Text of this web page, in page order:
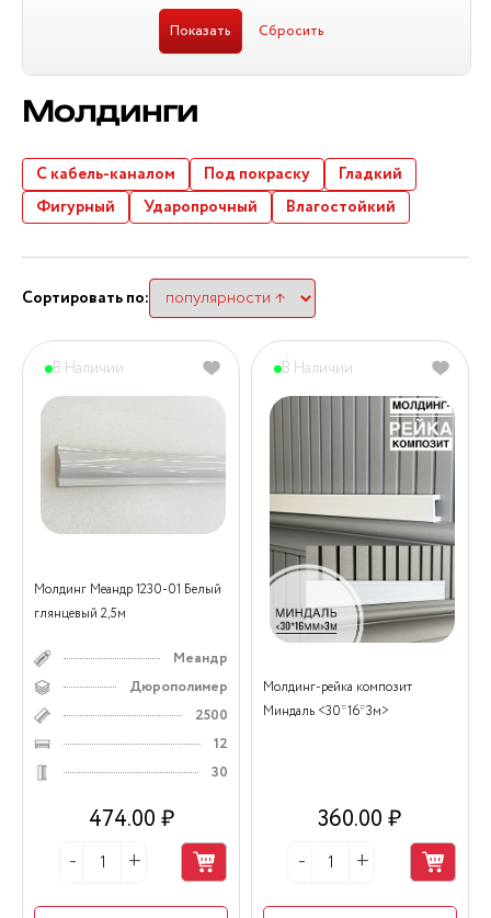
Молдинги
С кабель-каналом Под покраску
Гладкий
Фигурный
Ударопрочный Влагостойкий
Сортировать по:
Молдинг Меандр 1230-01 Белый
глянцевый 2,5м
Меандр
Дюрополимер
2500
12
30
474.00 ₽
В Наличии
Молдинг-рейка композит
Миндаль <30*16*3м>
360.00 ₽
В Наличии